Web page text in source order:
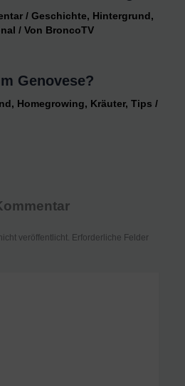
/Geschichte, Hintergrund,
/ Von BroncoTV
Genovese?
, Homegrowing, Kräuter,Tips /
veröffentlicht. Erforderliche Felder